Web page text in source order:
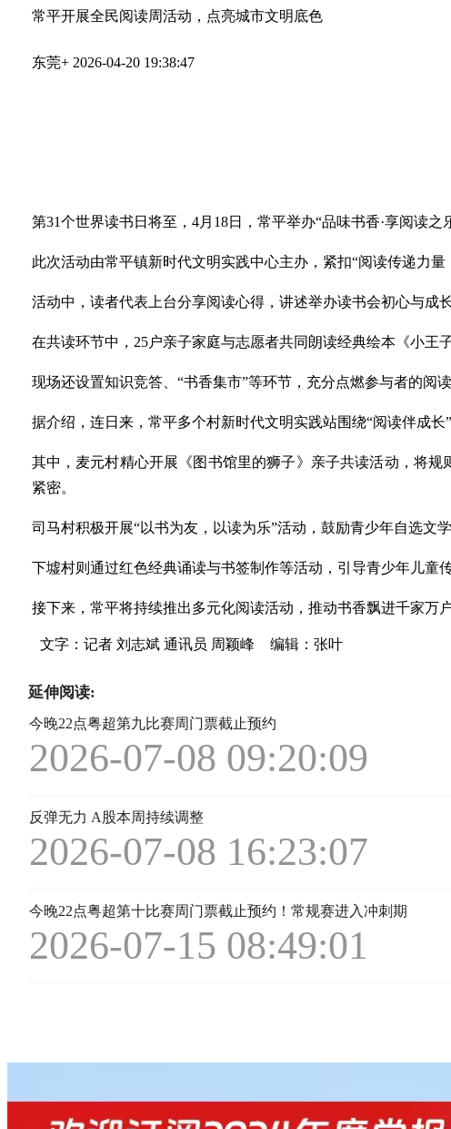
常平开展全民阅读周活动，点亮城市文明底色
东莞+ 2026-04-20 19:38:47
第31个世界读书日将至，4月18日，常平举办“品味书香·享阅读
此次活动由常平镇新时代文明实践中心主办，紧扣“阅读传递力
活动中，读者代表上台分享阅读心得，讲述举办读书会初心与成
在共读环节中，25户亲子家庭与志愿者共同朗读经典绘本《小王
现场还设置知识竞答、“书香集市”等环节，充分点燃参与者的阅
据介绍，连日来，常平多个村新时代文明实践站围绕“阅读伴成
其中，麦元村精心开展《图书馆里的狮子》亲子共读活动，将
紧密。
司马村积极开展“以书为友，以读为乐”活动，鼓励青少年自选文
下墟村则通过红色经典诵读与书签制作等活动，引导青少年儿童
接下来，常平将持续推出多元化阅读活动，推动书香飘进千家万
文字：记者 刘志斌 通讯员 周颖峰 编辑：张叶
延伸阅读:
今晚22点粤超第九比赛周门票截止预约
2026-07-08 09:20:09
反弹无力 A股本周持续调整
2026-07-08 16:23:07
今晚22点粤超第十比赛周门票截止预约！常规赛进入冲刺期
2026-07-15 08:49:01